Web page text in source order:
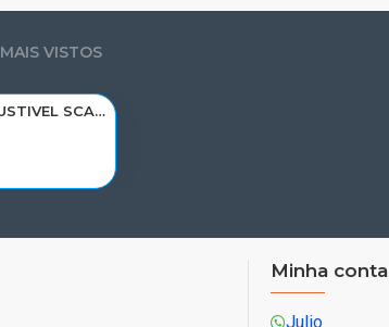
MAIS VISTOS
TANQUE COMBUSTIVEL SCANIA S5 124 P/G/R HIGHLINE/STREMLINE/NTG 440 LTS 1776102/TQ141C
Minha conta
Julio